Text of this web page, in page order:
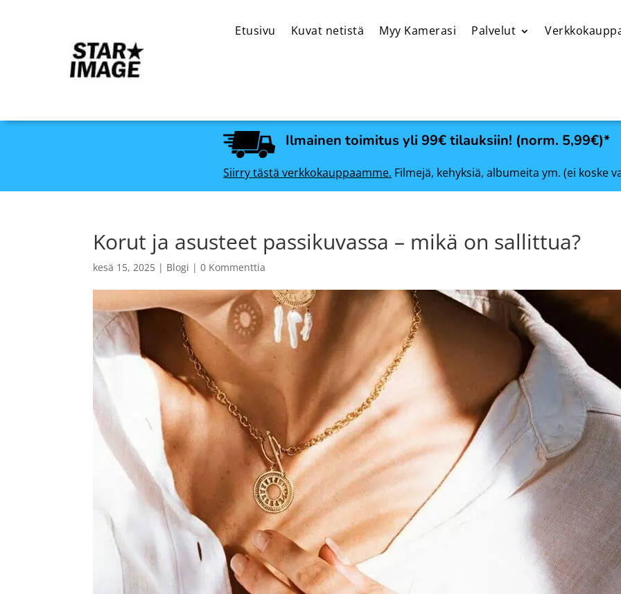
Etusivu Kuvat netistä Myy Kamerasi Palvelut
Ilmainen toimitus yli 99€ tilauksiin! (norm. 5,99€)*
Siirry tästä verkkokauppaamme. Filmejä, kehyksiä, albumeita ym. (ei koske
Korut ja asusteet passikuvassa – mikä on sallittua?
kesä 15, 2025 | Blogi |0 Kommenttia